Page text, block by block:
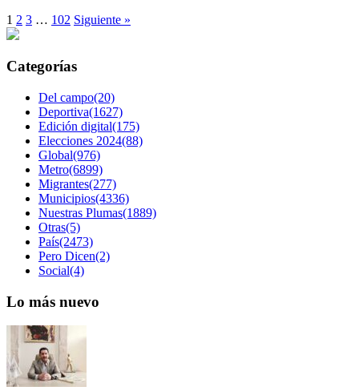
1 2 3 … 102 Siguiente »
Categorías
Del campo(20)
Deportiva(1627)
Edición digital(175)
Elecciones 2024(88)
Global(976)
Metro(6899)
Migrantes(277)
Municipios(4336)
Nuestras Plumas(1889)
Otras(5)
País(2473)
Pero Dicen(2)
Social(4)
Lo más nuevo